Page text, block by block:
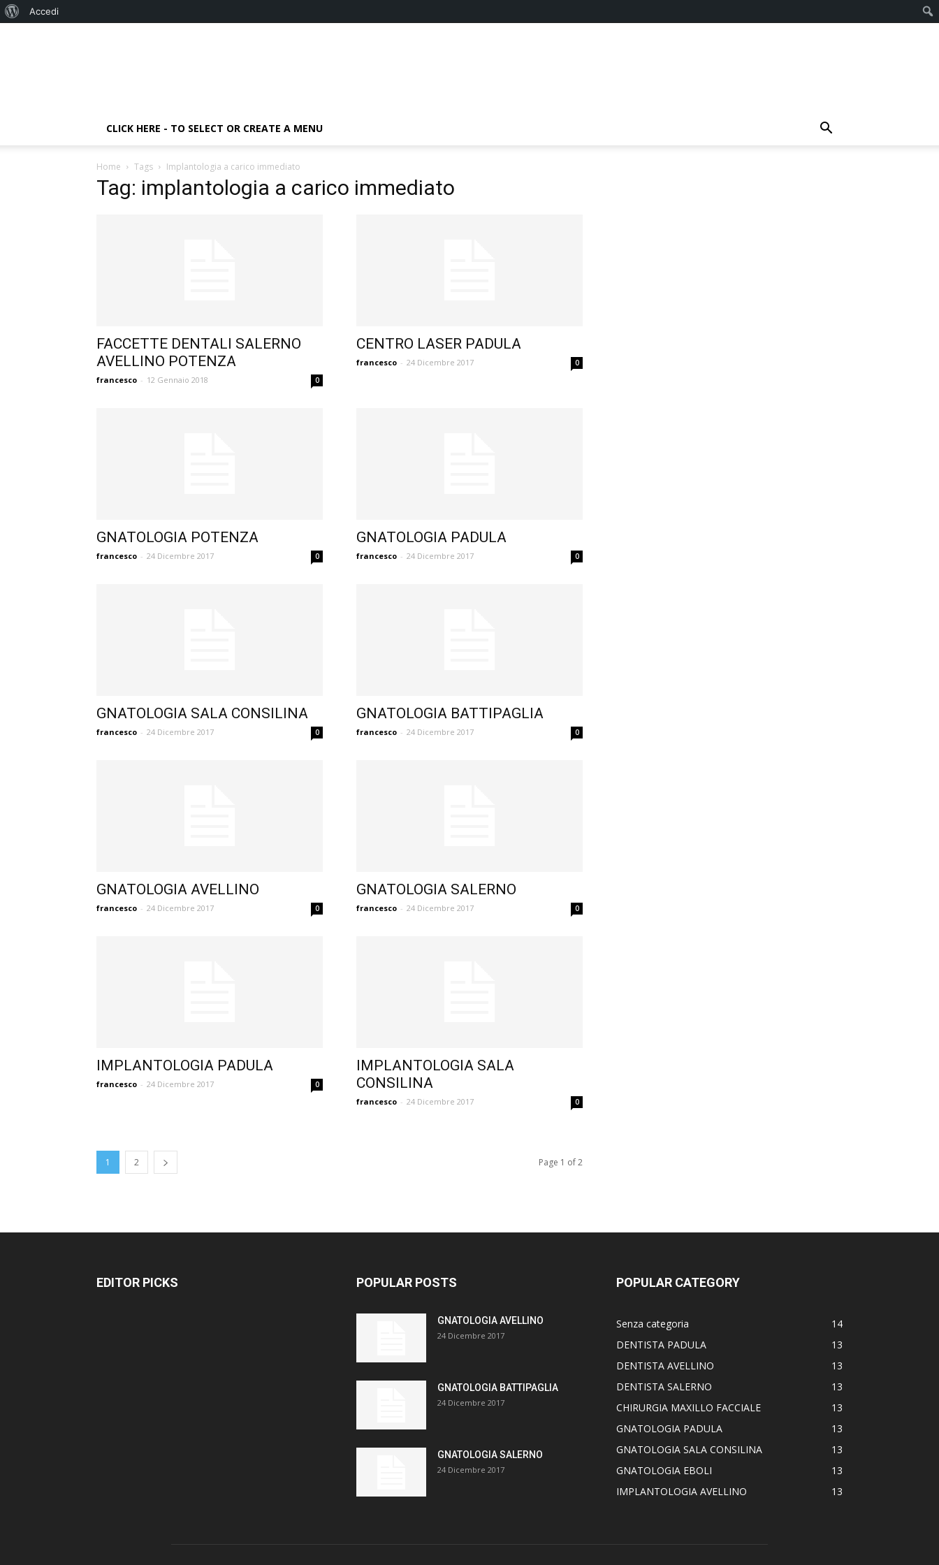
CLICK HERE - TO SELECT OR CREATE A MENU
Home Tags Implantologia a carico immediato
Tag: implantologia a carico immediato
FACCETTE DENTALI SALERNO
AVELLINO POTENZA
francesco - 12 Gennaio 2018 0
CENTRO LASER PADULA
francesco - 24 Dicembre 2017 0
GNATOLOGIA POTENZA
francesco - 24 Dicembre 2017 0
GNATOLOGIA PADULA
francesco - 24 Dicembre 2017 0
GNATOLOGIA SALA CONSILINA
francesco - 24 Dicembre 2017 0
GNATOLOGIA BATTIPAGLIA
francesco - 24 Dicembre 2017 0
GNATOLOGIA AVELLINO
francesco - 24 Dicembre 2017 0
GNATOLOGIA SALERNO
francesco - 24 Dicembre 2017 0
IMPLANTOLOGIA PADULA
francesco - 24 Dicembre 2017 0
IMPLANTOLOGIA SALA
CONSILINA
francesco - 24 Dicembre 2017 0
1 2 Page 1 of 2
EDITOR PICKS POPULAR POSTS
GNATOLOGIA AVELLINO
24 Dicembre 2017
GNATOLOGIA BATTIPAGLIA
24 Dicembre 2017
GNATOLOGIA SALERNO
24 Dicembre 2017
POPULAR CATEGORY
Senza categoria
14
DENTISTA PADULA
13
DENTISTA AVELLINO
13
DENTISTA SALERNO
13
CHIRURGIA MAXILLO FACCIALE
13
GNATOLOGIA PADULA
13
GNATOLOGIA SALA CONSILINA
13
GNATOLOGIA EBOLI
13
IMPLANTOLOGIA AVELLINO
13
Informazioni
Accedi